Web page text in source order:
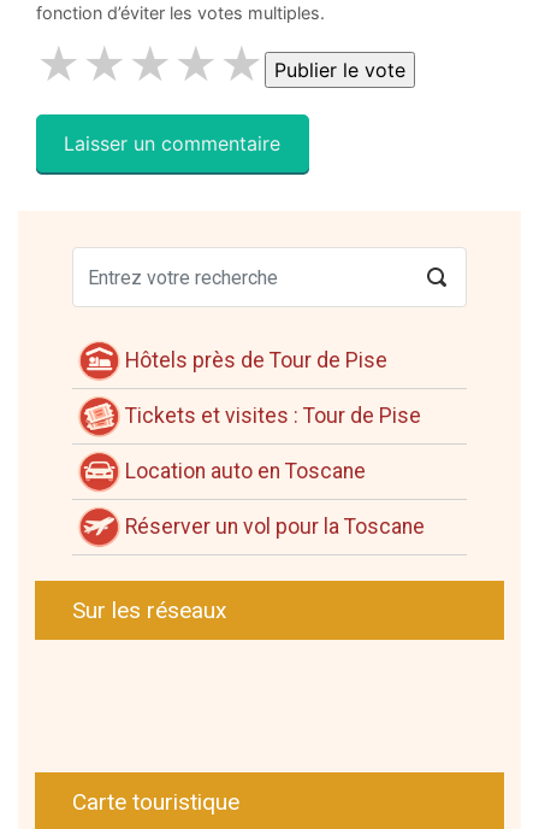
fonction d’éviter les votes multiples.
★
★
★
★
★
Hôtels près de Tour de Pise
Tickets et visites : Tour de Pise
Location auto en Toscane
Réserver un vol pour la Toscane
Sur les réseaux
Carte touristique